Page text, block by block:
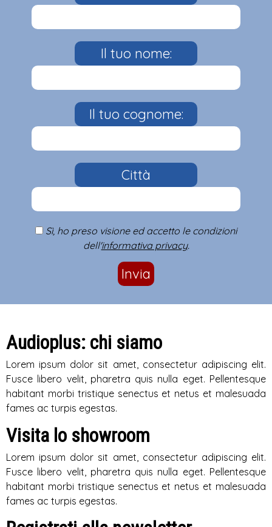
Il tuo nome:
Il tuo cognome:
Città
Sì, ho preso visione ed accetto le condizioni
dell'informativa privacy.
Invia
Audioplus: chi siamo
Lorem ipsum dolor sit amet, consectetur adipiscing elit.
Fusce libero velit, pharetra quis nulla eget. Pellentesque
habitant morbi tristique senectus et netus et malesuada
fames ac turpis egestas.
Visita lo showroom
Lorem ipsum dolor sit amet, consectetur adipiscing elit.
Fusce libero velit, pharetra quis nulla eget. Pellentesque
habitant morbi tristique senectus et netus et malesuada
fames ac turpis egestas.